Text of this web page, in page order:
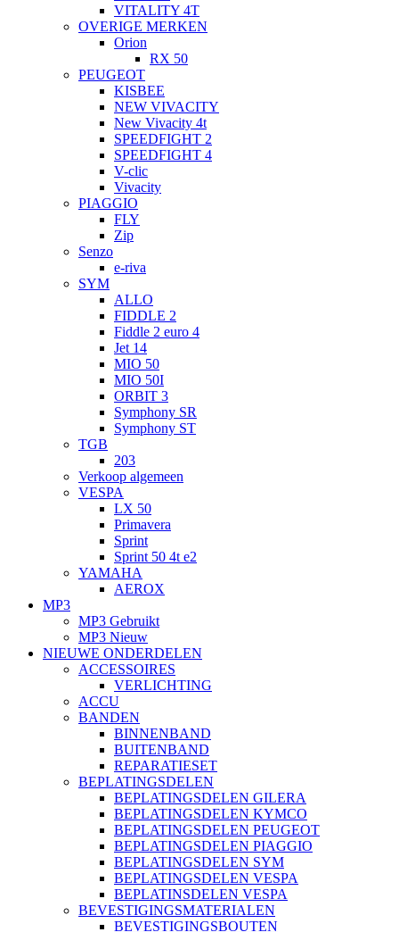
VITALITY 4T
OVERIGE MERKEN
Orion
RX 50
PEUGEOT
KISBEE
NEW VIVACITY
New Vivacity 4t
SPEEDFIGHT 2
SPEEDFIGHT 4
V-clic
Vivacity
PIAGGIO
FLY
Zip
Senzo
e-riva
SYM
ALLO
FIDDLE 2
Fiddle 2 euro 4
Jet 14
MIO 50
MIO 50I
ORBIT 3
Symphony SR
Symphony ST
TGB
203
Verkoop algemeen
VESPA
LX 50
Primavera
Sprint
Sprint 50 4t e2
YAMAHA
AEROX
MP3
MP3 Gebruikt
MP3 Nieuw
NIEUWE ONDERDELEN
ACCESSOIRES
VERLICHTING
ACCU
BANDEN
BINNENBAND
BUITENBAND
REPARATIESET
BEPLATINGSDELEN
BEPLATINGSDELEN GILERA
BEPLATINGSDELEN KYMCO
BEPLATINGSDELEN PEUGEOT
BEPLATINGSDELEN PIAGGIO
BEPLATINGSDELEN SYM
BEPLATINGSDELEN VESPA
BEPLATINSDELEN VESPA
BEVESTIGINGSMATERIALEN
BEVESTIGINGSBOUTEN